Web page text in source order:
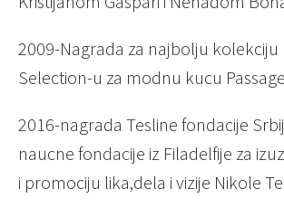
2009-Nagrada za najbolju kolekciju
Selection-u za modnu kucu Passage
2016-nagrada Tesline fondacije
naucne fondacije iz Filadelfije za
i promociju lika,dela i vizije Nikole